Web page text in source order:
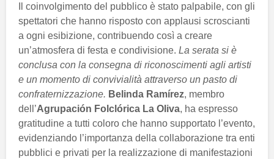
Il coinvolgimento del pubblico è stato palpabile, con gli
spettatori che hanno risposto con applausi scroscianti
a ogni esibizione, contribuendo così a creare
un’atmosfera di festa e condivisione. La serata si è
conclusa con la consegna di riconoscimenti agli artisti
e un momento di convivialità attraverso un pasto di
confraternizzazione. Belinda Ramírez, membro
dell’Agrupación Folclórica La Oliva, ha espresso
gratitudine a tutti coloro che hanno supportato l’evento,
evidenziando l’importanza della collaborazione tra enti
pubblici e privati per la realizzazione di manifestazioni